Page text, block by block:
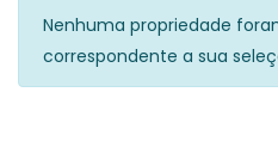
Nenhuma propriedade
correspondente a sua